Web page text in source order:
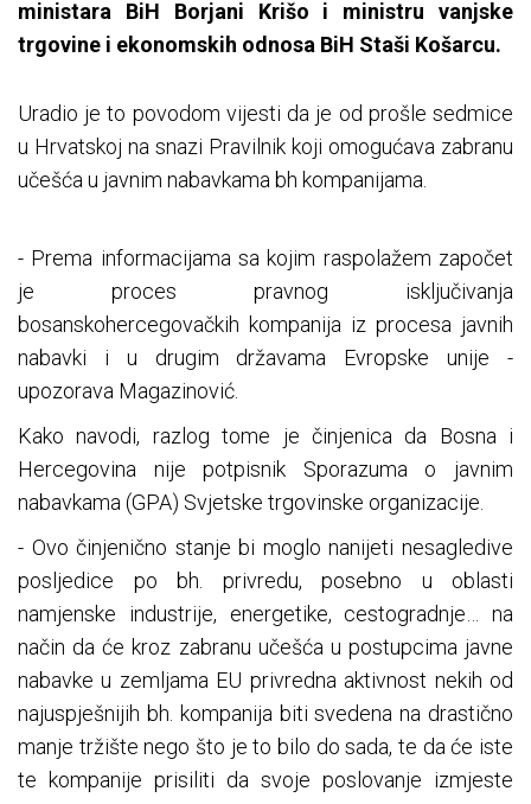
ministara BiH Borjani Krišo i ministru vanjske
trgovine i ekonomskih odnosa BiH Staši Košarcu.
Uradio je to povodom vijesti da je od prošle sedmice
u Hrvatskoj na snazi Pravilnik koji omogućava zabranu
učešća u javnim nabavkama bh kompanijama.
- Prema informacijama sa kojim raspolažem započet
je proces pravnog isključivanja
bosanskohercegovačkih kompanija iz procesa javnih
nabavki i u drugim državama Evropske unije -
upozorava Magazinović.
Kako navodi, razlog tome je činjenica da Bosna i
Hercegovina nije potpisnik Sporazuma o javnim
nabavkama (GPA) Svjetske trgovinske organizacije.
- Ovo činjenično stanje bi moglo nanijeti nesagledive
posljedice po bh. privredu, posebno u oblasti
namjenske industrije, energetike, cestogradnje… na
način da će kroz zabranu učešća u postupcima javne
nabavke u zemljama EU privredna aktivnost nekih od
najuspješnijih bh. kompanija biti svedena na drastično
manje tržište nego što je to bilo do sada, te da će iste
te kompanije prisiliti da svoje poslovanje izmjeste